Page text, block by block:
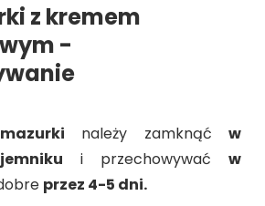
z kremem
-
należy zamknąćw
i przechowywać w
przez 4-5 dni.